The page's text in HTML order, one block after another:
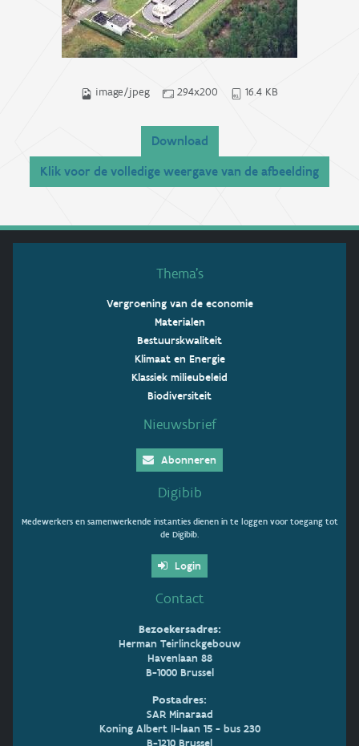
image/jpeg 294x200 16.4 KB
Download
Klik voor de volledige weergave van de afbeelding
Thema’s
Vergroening van de economie
Materialen
Bestuurskwaliteit
Klimaat en Energie
Klassiek milieubeleid
Biodiversiteit
Nieuwsbrief
Abonneren
Digibib
Medewerkers en samenwerkende instanties dienen in te loggen voor toegang tot
de Digibib.
Login
Contact
Bezoekersadres:
Herman Teirlinckgebouw
Havenlaan 88
B-1000 Brussel
Postadres:
SAR Minaraad
Koning Albert II-laan 15 - bus 230
B-1210 Brussel